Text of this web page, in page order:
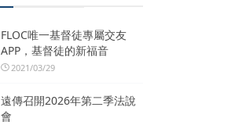
FLOC唯一基督徒專屬交友
APP，基督徒的新福音
2021/03/29
遠傳召開2026年第二季法說
會